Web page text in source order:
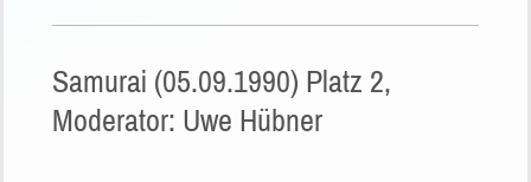
Samurai (05.09.1990) Platz 2,
Moderator: Uwe Hübner